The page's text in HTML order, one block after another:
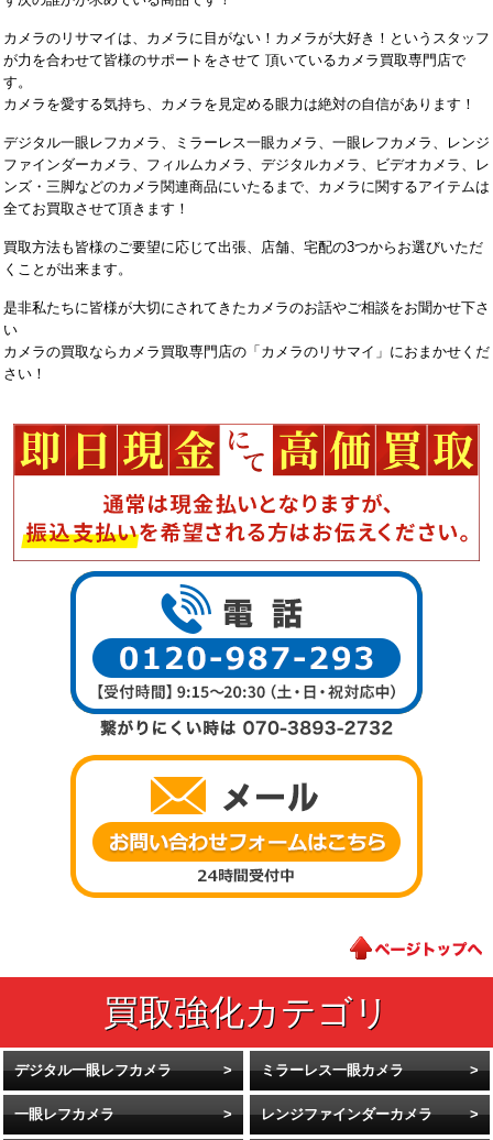
カメラのリサマイは、カメラに目がない！カメラが大好き！というスタッフ
が力を合わせて皆様のサポートをさせて 頂いているカメラ買取専門店で
す。
カメラを愛する気持ち、カメラを見定める眼力は絶対の自信があります！
デジタル一眼レフカメラ、ミラーレス一眼カメラ、一眼レフカメラ、レンジ
ファインダーカメラ、フィルムカメラ、デジタルカメラ、ビデオカメラ、レ
ンズ・三脚などのカメラ関連商品にいたるまで、カメラに関するアイテムは
全てお買取させて頂きます！
買取方法も皆様のご要望に応じて出張、店舗、宅配の3つからお選びいただ
くことが出来ます。
是非私たちに皆様が大切にされてきたカメラのお話やご相談をお聞かせ下さ
い
カメラの買取ならカメラ買取専門店の「カメラのリサマイ」におまかせくだ
さい！
デジタル一眼レフカメラ ミラーレス一眼カメラ
一眼レフカメラ レンジファインダーカメラ